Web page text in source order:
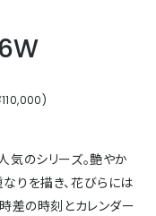
気のシリーズ。艶やか
りを描き、花びらには
差の時刻とカレンダー